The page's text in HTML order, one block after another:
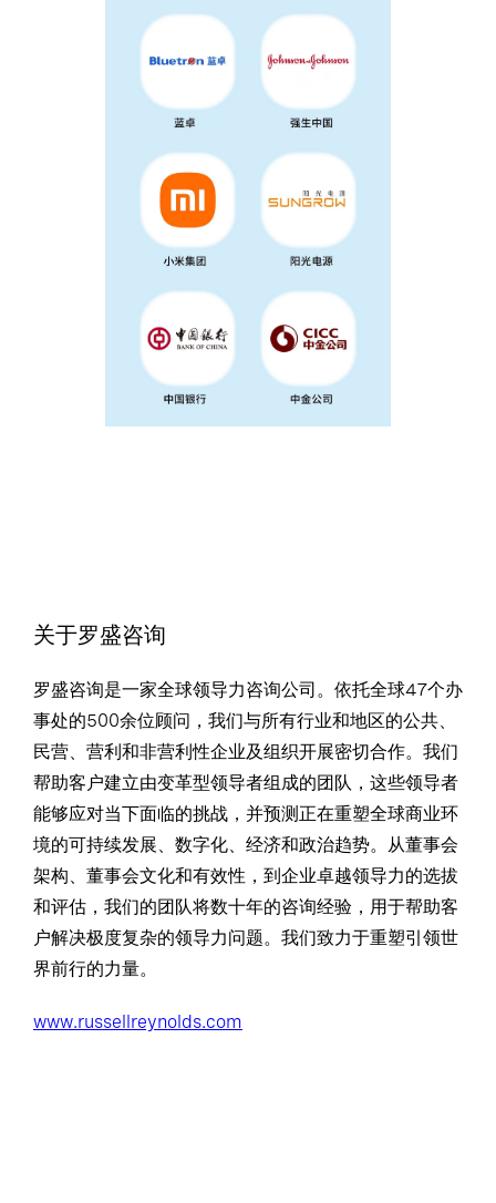
关于罗盛咨询
罗盛咨询是一家全球领导力咨询公司。依托全球47个办
事处的500余位顾问，我们与所有行业和地区的公共、
民营、营利和非营利性企业及组织开展密切合作。我们
帮助客户建立由变革型领导者组成的团队，这些领导者
能够应对当下面临的挑战，并预测正在重塑全球商业环
境的可持续发展、数字化、经济和政治趋势。从董事会
架构、董事会文化和有效性，到企业卓越领导力的选拔
和评估，我们的团队将数十年的咨询经验，用于帮助客
户解决极度复杂的领导力问题。我们致力于重塑引领世
界前行的力量。
www.russellreynolds.com